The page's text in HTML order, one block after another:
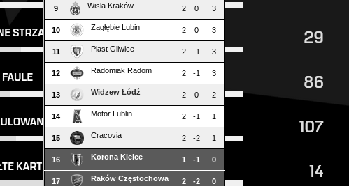
9 Wisła Kraków 2 0 3
10 Zagłębie Lubin 2 0 3
11 Piast Gliwice 2 -1 3
12 Radomiak Radom 2 -1 3
13 Widzew Łódź 2 0 2
14 Motor Lublin 2 -1 1
15 Cracovia 2 -2 1
16 Korona Kielce 1 -1 0
17 Raków Częstochowa 2 -2 0